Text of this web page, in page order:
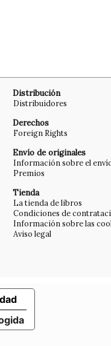
Distribución
Distribuidores
Derechos
Foreign Rights
Envío de originales
Información sobre el
Premios
Tienda
La tienda de libros
Condiciones de
Información sobre las
Aviso legal